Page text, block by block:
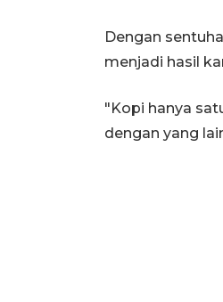
Dengan
menjadi hasil
"Kopi hanya
dengan yang